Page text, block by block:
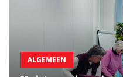
ALGEMEEN